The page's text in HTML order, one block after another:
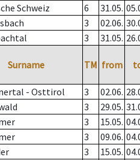
Schweiz 6 31.05.
3 02.06.
3 31.05.
Surname TM from
- Osttirol 3 02.06.
3 29.05.
3 15.05.
3 09.06.
3 15.05.